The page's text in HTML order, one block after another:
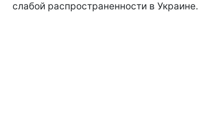
слабой распространенности в Украине.